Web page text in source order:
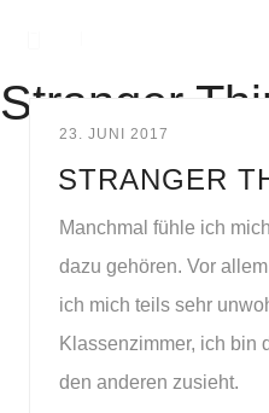
Stranger
23. JUNI 2017
STRANGER
Manchmal fühle ich
dazu gehören. Vor
ich mich teils sehr
Klassenzimmer, ich bin
den anderen zusieht.